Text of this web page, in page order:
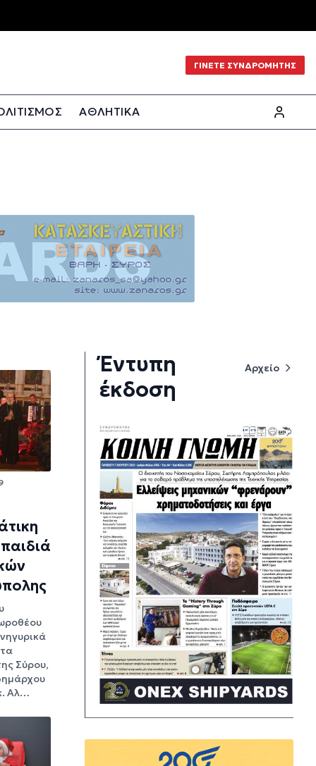
ΓΙΝΕΤΕ ΣΥΝΔΡΟΜΗΤΗΣ
ΑΘΛΗΤΙΚΑ
Σύρου,
Αλ…
Έντυπη
έκδοση
Αρχείο